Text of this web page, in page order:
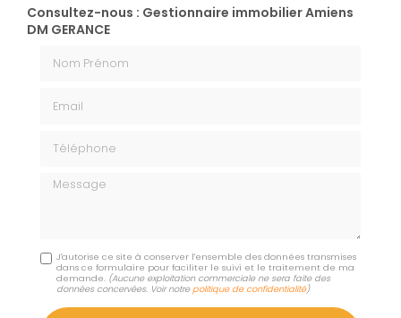
Consultez-nous : Gestionnaire immobilier Amiens
DM GERANCE
Message
J'autorise ce site à conserver l'ensemble des données transmises
dans ce formulaire pour faciliter le suivi et le traitement de ma
demande. (Aucune exploitation commerciale ne sera faite des
données concervées. Voir notrepolitique de confidentialité)